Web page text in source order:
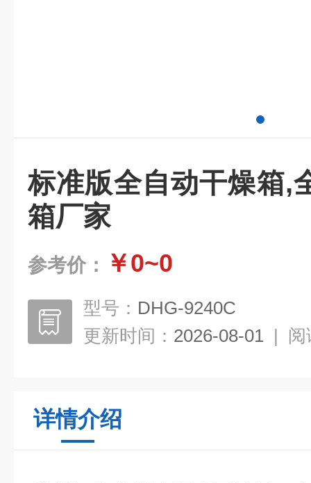
标准版全自动干燥箱,
箱厂家
参考价： ￥0~0
型号： DHG-9240C
更新时间： 2026-08-01 | 阅
详情介绍